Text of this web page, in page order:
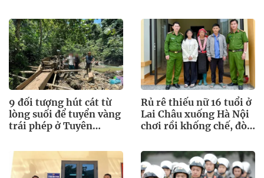
9 đối tượng hút cát từ
lòng suối để tuyển vàng
trái phép ở Tuyên
Rủ rê thiếu nữ 16 tuổi ở
Lai Châu xuống Hà Nội
chơi rồi khống chế, đòi